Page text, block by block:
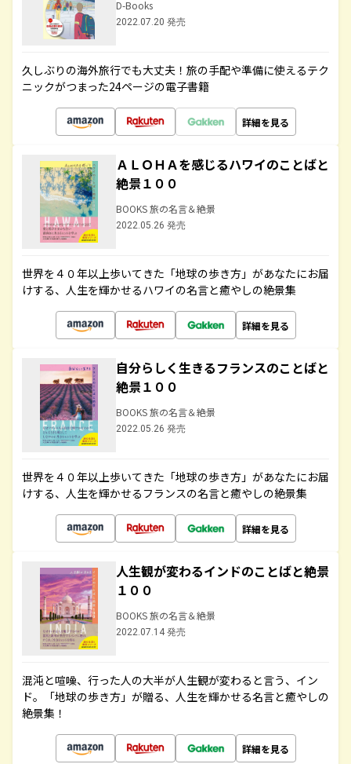
D-Books
2022.07.20 発売
久しぶりの海外旅行でも大丈夫！旅の手配や準備に使えるテク
ニックがつまった24ページの電子書籍
詳細を見る
ＡＬＯＨＡを感じるハワイのことばと
絶景１００
BOOKS 旅の名言＆絶景
2022.05.26 発売
世界を４０年以上歩いてきた「地球の歩き方」があなたにお届
けする、人生を輝かせるハワイの名言と癒やしの絶景集
詳細を見る
自分らしく生きるフランスのことばと
絶景１００
BOOKS 旅の名言＆絶景
2022.05.26 発売
世界を４０年以上歩いてきた「地球の歩き方」があなたにお届
けする、人生を輝かせるフランスの名言と癒やしの絶景集
詳細を見る
人生観が変わるインドのことばと絶景
１００
BOOKS 旅の名言＆絶景
2022.07.14 発売
混沌と喧噪、行った人の大半が人生観が変わると言う、イン
ド。「地球の歩き方」が贈る、人生を輝かせる名言と癒やしの
絶景集！
詳細を見る